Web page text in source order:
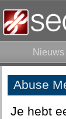
Nieuws
Abuse
Je hebt